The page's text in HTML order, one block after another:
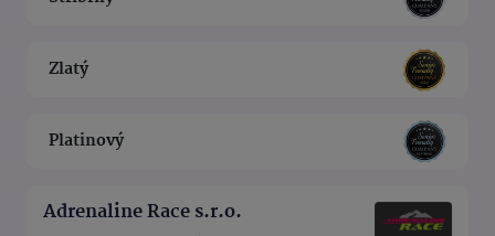
Zlatý
Platinový
Adrenaline Race s.r.o.